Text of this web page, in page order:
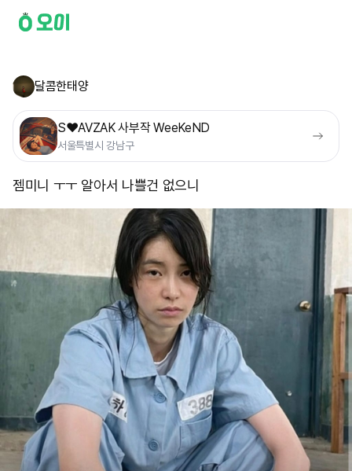
달콤한태양
S❤️AVZAK 사부작 WeeKeND
서울특별시 강남구
젬미니 ㅜㅜ 알아서 나쁠건 없으니